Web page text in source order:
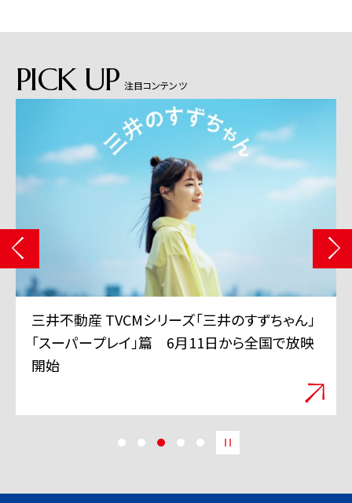
PICK UP 注目コンテンツ
三井グループは350周年を迎えました
(記念サイトに遷移します)